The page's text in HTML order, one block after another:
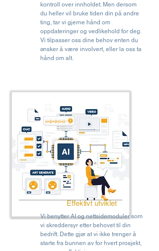
kontroll over innholdet. Men dersom
du heller vil bruke tiden din på andre
ting, tar vi gjerne hånd om
oppdateringer og vedlikehold for deg.
Vi tilpasser oss dine behov enten du
ønsker å være involvert, eller la oss ta
hånd om alt.
Effektivt utviklet
Vi benytter AI og nettsidemoduler som
vi skreddersyr etter behovet til din
bedrift. Dette gjør at vi ikke trenger å
starte fra bunnen av for hvert prosjekt,